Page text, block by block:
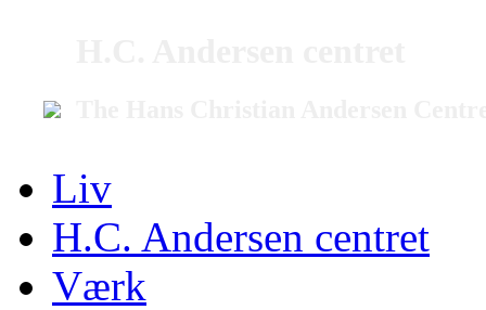
Liv
H.C. Andersen centret
Værk